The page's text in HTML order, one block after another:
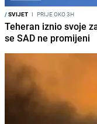
/SVIJET I PRIJE OKO 3H
Teheran iznio svoje
se SAD ne promijeni